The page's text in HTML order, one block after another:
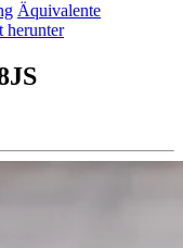
Äquivalente
herunter